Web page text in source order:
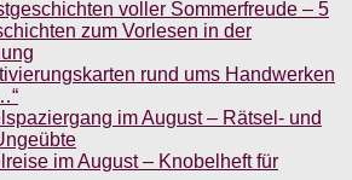
voller Sommerfreude – 5
zum Vorlesen in der
rund ums Handwerken
im August – Rätsel- und
im August – Knobelheft für